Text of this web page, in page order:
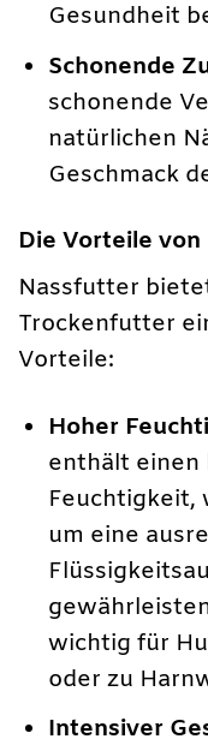
Gesundheit
Schonende
schonende
natürlichen
Geschmack
Die Vorteile
Nassfutter
Trockenfutter
Vorteile:
Hoher
enthält einen
Feuchtigkeit,
um eine
wichtig für
oder zu
Intensiver